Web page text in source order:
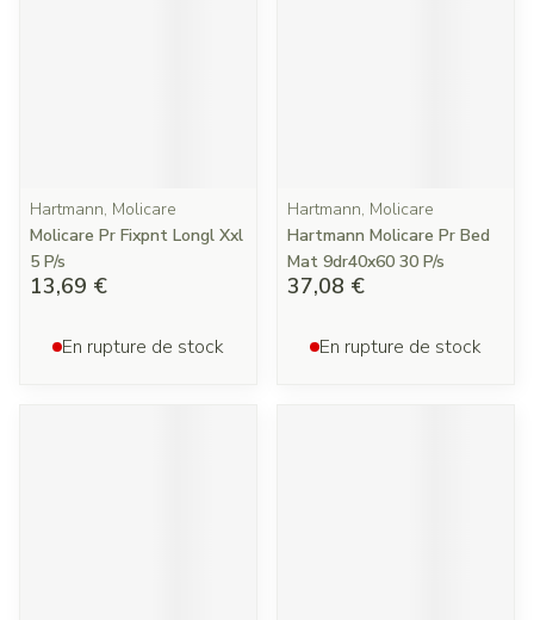
Hartmann, Molicare
Molicare Pr Fixpnt Longl Xxl
5 P/s
13,69 €
En rupture de stock
Hartmann, Molicare
Hartmann Molicare Pr Bed
Mat 9dr40x60 30 P/s
37,08 €
En rupture de stock